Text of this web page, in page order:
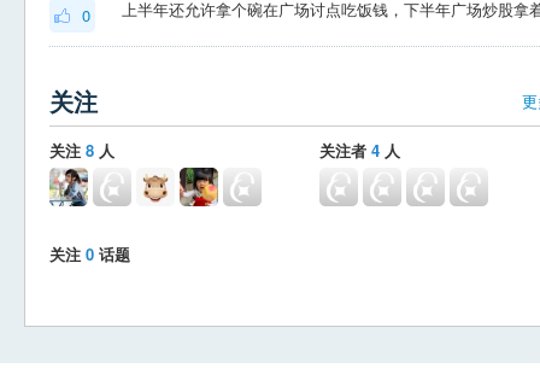
0
关注
关注 8 人 关注者 4 人
关注 0 话题